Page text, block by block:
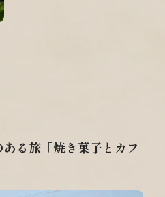
る旅「焼き菓子とカフ